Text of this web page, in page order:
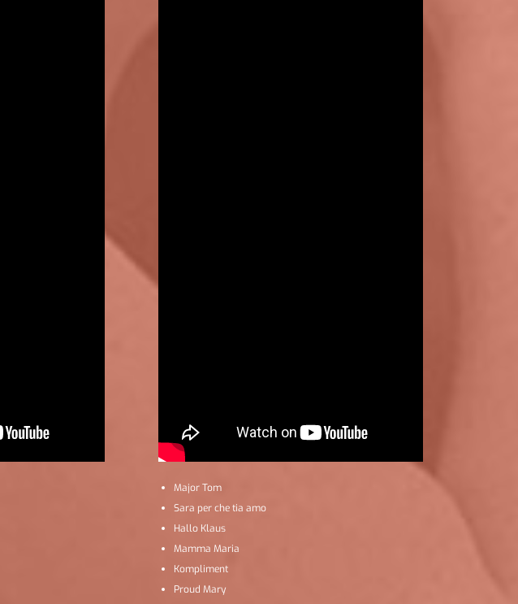
Major Tom
Sara per che tia amo
Hallo Klaus
Mamma Maria
Kompliment
Proud Mary